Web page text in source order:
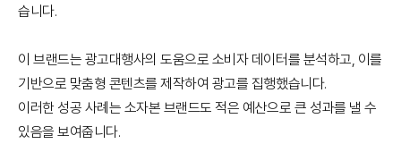
습니다.
이 브랜드는 광고대행사의 도움으로 소비자 데이터를 분석하고, 이를
기반으로 맞춤형 콘텐츠를 제작하여 광고를 집행했습니다.
이러한 성공 사례는 소자본 브랜드도 적은 예산으로 큰 성과를 낼 수
있음을 보여줍니다.